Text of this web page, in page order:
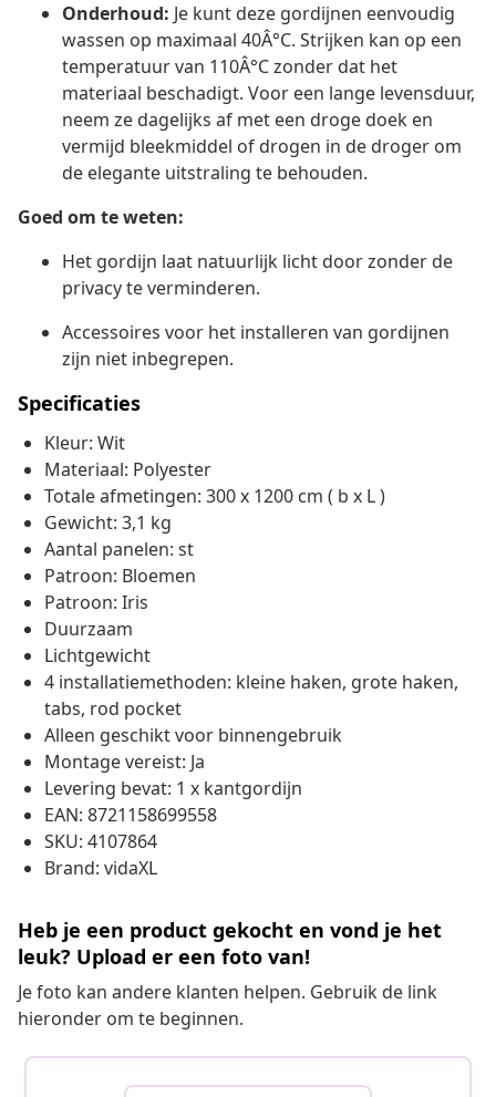
Onderhoud: Je kunt deze gordijnen eenvoudig
wassen op maximaal 40Â°C. Strijken kan op een
temperatuur van 110Â°C zonder dat het
materiaal beschadigt. Voor een lange levensduur,
neem ze dagelijks af met een droge doek en
vermijd bleekmiddel of drogen in de droger om
de elegante uitstraling te behouden.
Goed om te weten:
Het gordijn laat natuurlijk licht door zonder de
privacy te verminderen.
Accessoires voor het installeren van gordijnen
zijn niet inbegrepen.
Specificaties
Kleur: Wit
Materiaal: Polyester
Totale afmetingen: 300 x 1200 cm ( b x L )
Gewicht: 3,1 kg
Aantal panelen: st
Patroon: Bloemen
Patroon: Iris
Duurzaam
Lichtgewicht
4 installatiemethoden: kleine haken, grote haken,
tabs, rod pocket
Alleen geschikt voor binnengebruik
Montage vereist: Ja
Levering bevat: 1 x kantgordijn
EAN: 8721158699558
SKU: 4107864
Brand: vidaXL
Heb je een product gekocht en vond je het
leuk? Upload er een foto van!
Je foto kan andere klanten helpen. Gebruik de link
hieronder om te beginnen.